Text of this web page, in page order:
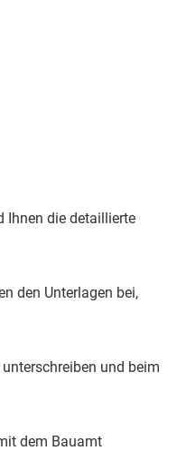
Ihnen die detaillierte
den Unterlagen bei,
und beim
dem Bauamt